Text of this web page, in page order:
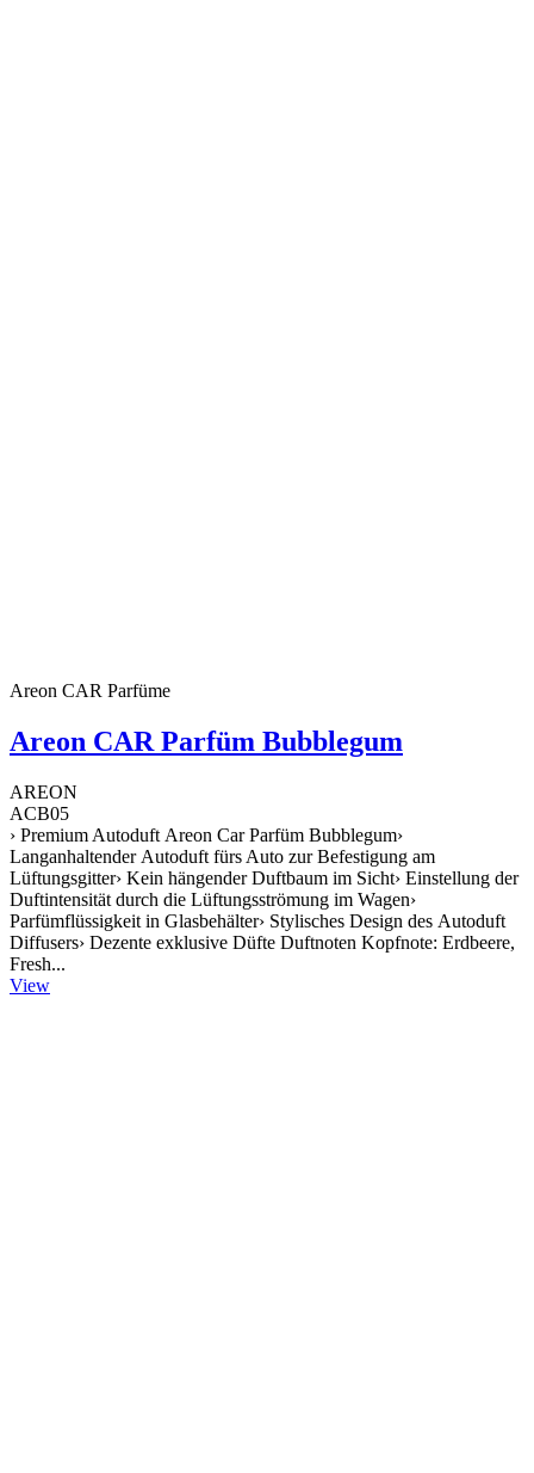
Areon CAR Parfüme
Areon CAR Parfüm Bubblegum
AREON
ACB05
› Premium Autoduft Areon Car Parfüm Bubblegum›
Langanhaltender Autoduft fürs Auto zur Befestigung am
Lüftungsgitter› Kein hängender Duftbaum im Sicht› Einstellung der
Duftintensität durch die Lüftungsströmung im Wagen›
Parfümflüssigkeit in Glasbehälter› Stylisches Design des Autoduft
Diffusers› Dezente exklusive Düfte Duftnoten Kopfnote: Erdbeere,
Fresh...
View